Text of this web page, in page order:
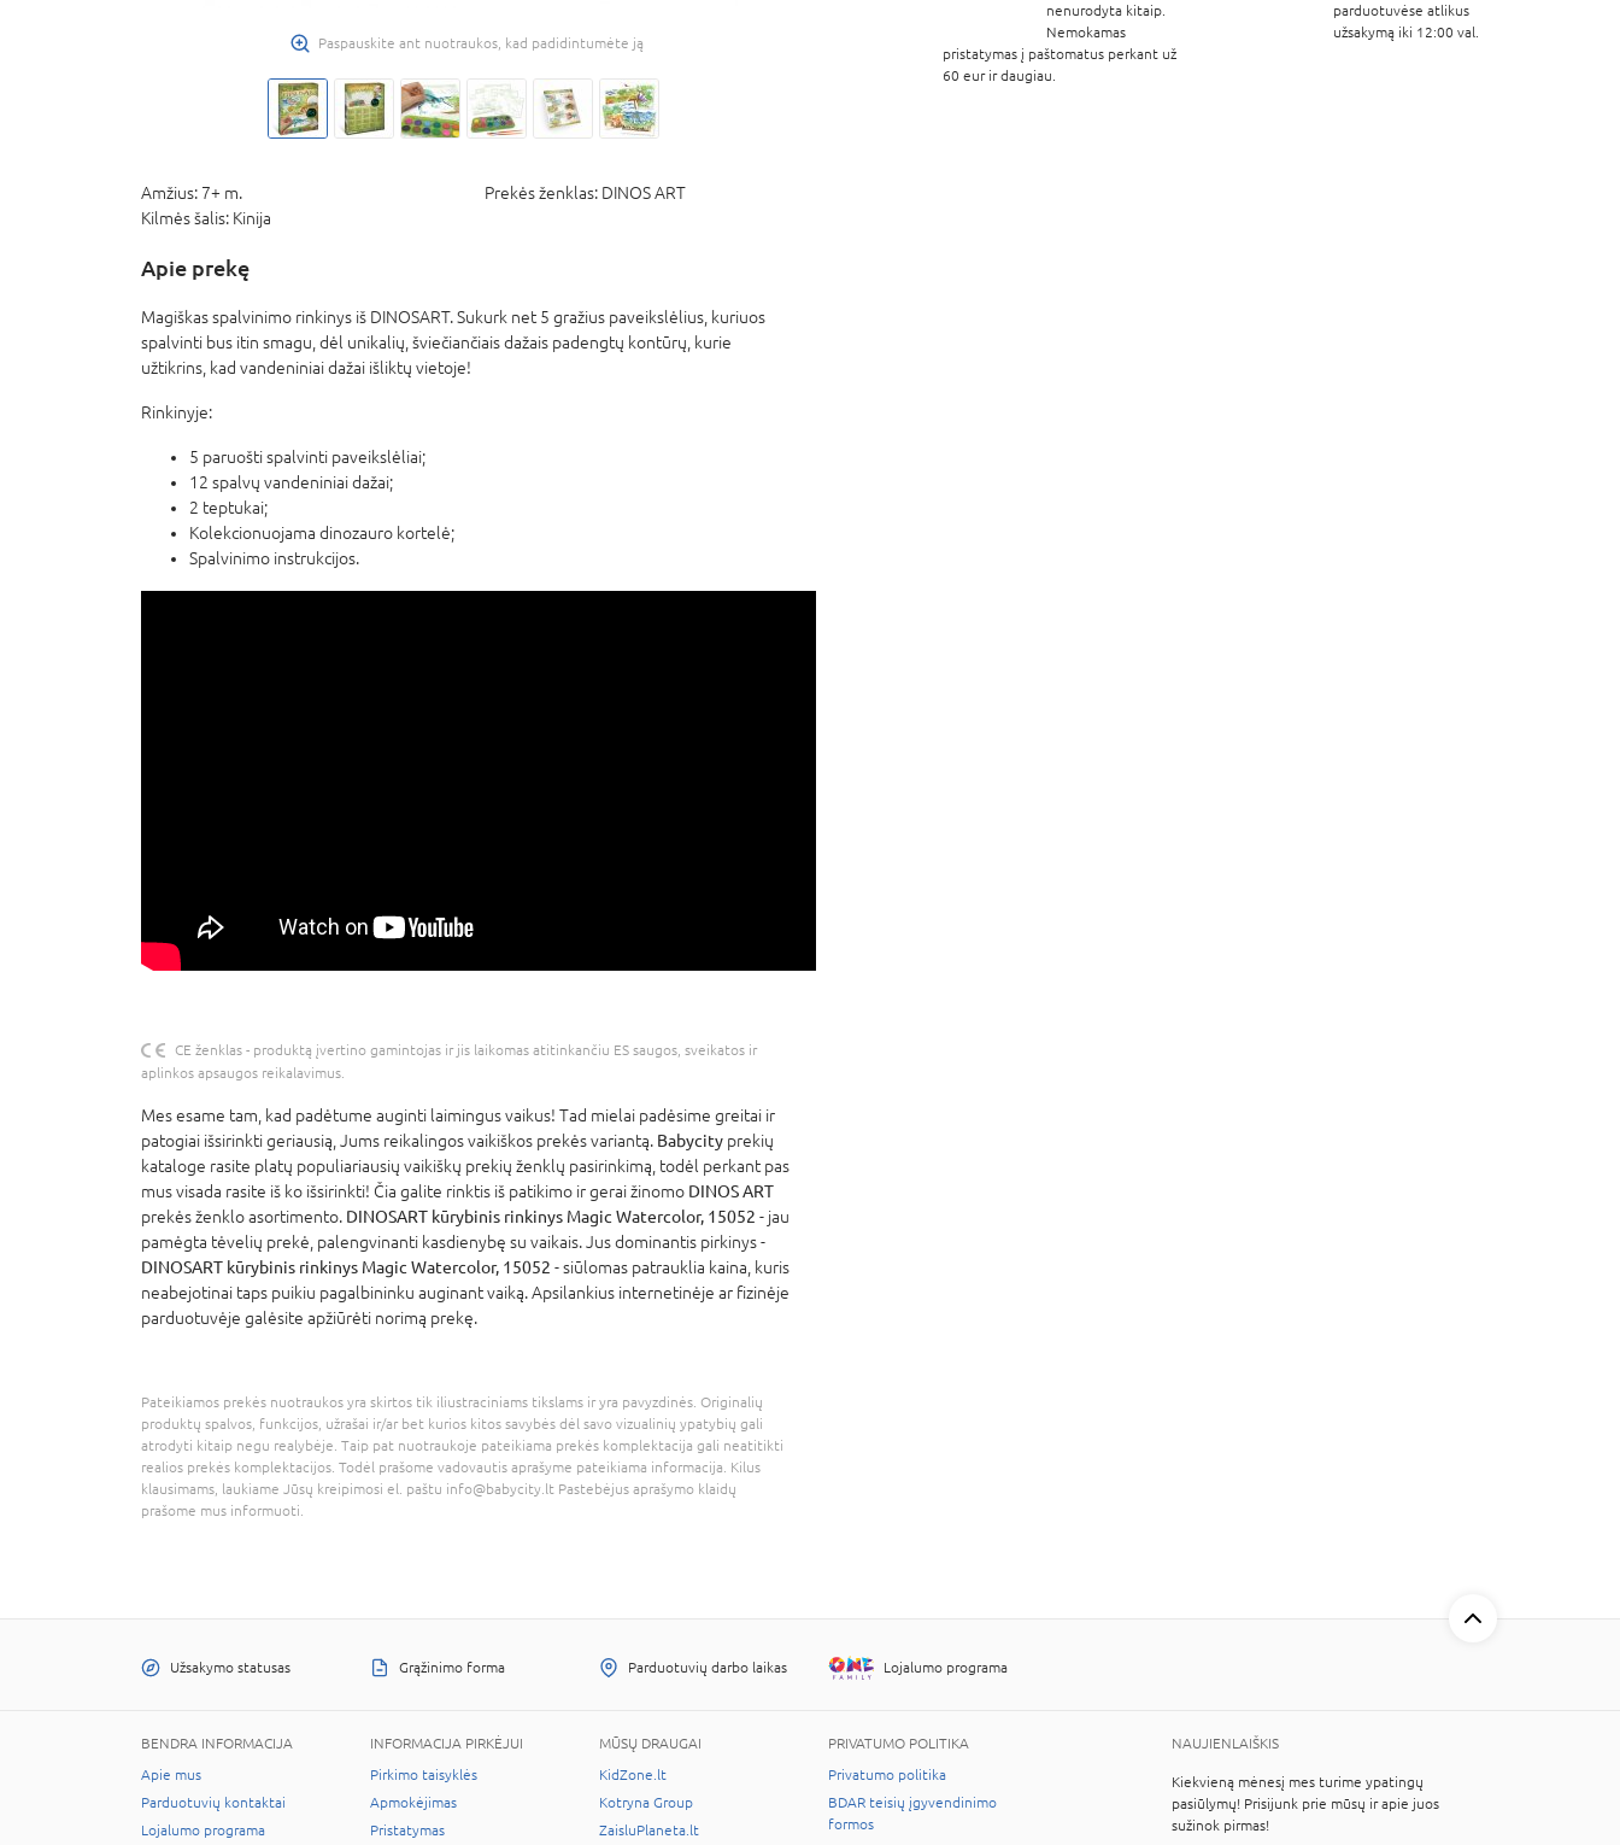
Paspauskite ant nuotraukos, kad padidintumėte ją
Amžius: 7+ m. Prekės ženklas: DINOS ART
Kilmės šalis: Kinija
Apie prekę
Magiškas spalvinimo rinkinys iš DINOSART. Sukurk net 5 gražius paveikslėlius, kuriuos
spalvinti bus itin smagu, dėl unikalių, šviečiančiais dažais padengtų kontūrų, kurie
užtikrins, kad vandeniniai dažai išliktų vietoje!
Rinkinyje:
5 paruošti spalvinti paveikslėliai;
12 spalvų vandeniniai dažai;
2 teptukai;
Kolekcionuojama dinozauro kortelė;
Spalvinimo instrukcijos.
CE ženklas - produktą įvertino gamintojas ir jis laikomas atitinkančiu ES saugos, sveikatos ir
aplinkos apsaugos reikalavimus.
Mes esame tam, kad padėtume auginti laimingus vaikus! Tad mielai padėsime greitai ir
patogiai išsirinkti geriausią, Jums reikalingos vaikiškos prekės variantą. Babycity prekių
kataloge rasite platų populiariausių vaikiškų prekių ženklų pasirinkimą, todėl perkant pas
mus visada rasite iš ko išsirinkti! Čia galite rinktis iš patikimo ir gerai žinomo DINOS ART
prekės ženklo asortimento. DINOSART kūrybinis rinkinys Magic Watercolor, 15052 - jau
pamėgta tėvelių prekė, palengvinanti kasdienybę su vaikais. Jus dominantis pirkinys -
DINOSART kūrybinis rinkinys Magic Watercolor, 15052 - siūlomas patrauklia kaina, kuris
neabejotinai taps puikiu pagalbininku auginant vaiką. Apsilankius internetinėje ar fizinėje
parduotuvėje galėsite apžiūrėti norimą prekę.
Pateikiamos prekės nuotraukos yra skirtos tik iliustraciniams tikslams ir yra pavyzdinės. Originalių
produktų spalvos, funkcijos, užrašai ir/ar bet kurios kitos savybės dėl savo vizualinių ypatybių gali
atrodyti kitaip negu realybėje. Taip pat nuotraukoje pateikiama prekės komplektacija gali neatitikti
realios prekės komplektacijos. Todėl prašome vadovautis aprašyme pateikiama informacija. Kilus
klausimams, laukiame Jūsų kreipimosi el. paštu info@babycity.lt Pastebėjus aprašymo klaidų
prašome mus informuoti.
nenurodyta kitaip.
Nemokamas
pristatymas į paštomatus perkant už
60 eur ir daugiau.
parduotuvėse atlikus
užsakymą iki 12:00 val.
Užsakymo statusas Grąžinimo forma Parduotuvių darbo laikas Lojalumo programa
BENDRA INFORMACIJA
Apie mus
Parduotuvių kontaktai
Lojalumo programa
INFORMACIJA PIRKĖJUI
Pirkimo taisyklės
Apmokėjimas
Pristatymas
MŪSŲ DRAUGAI
KidZone.lt
Kotryna Group
ZaisluPlaneta.lt
PRIVATUMO POLITIKA
Privatumo politika
BDAR teisių įgyvendinimo
formos
NAUJIENLAIŠKIS
Kiekvieną mėnesį mes turime ypatingų
pasiūlymų! Prisijunk prie mūsų ir apie juos
sužinok pirmas!